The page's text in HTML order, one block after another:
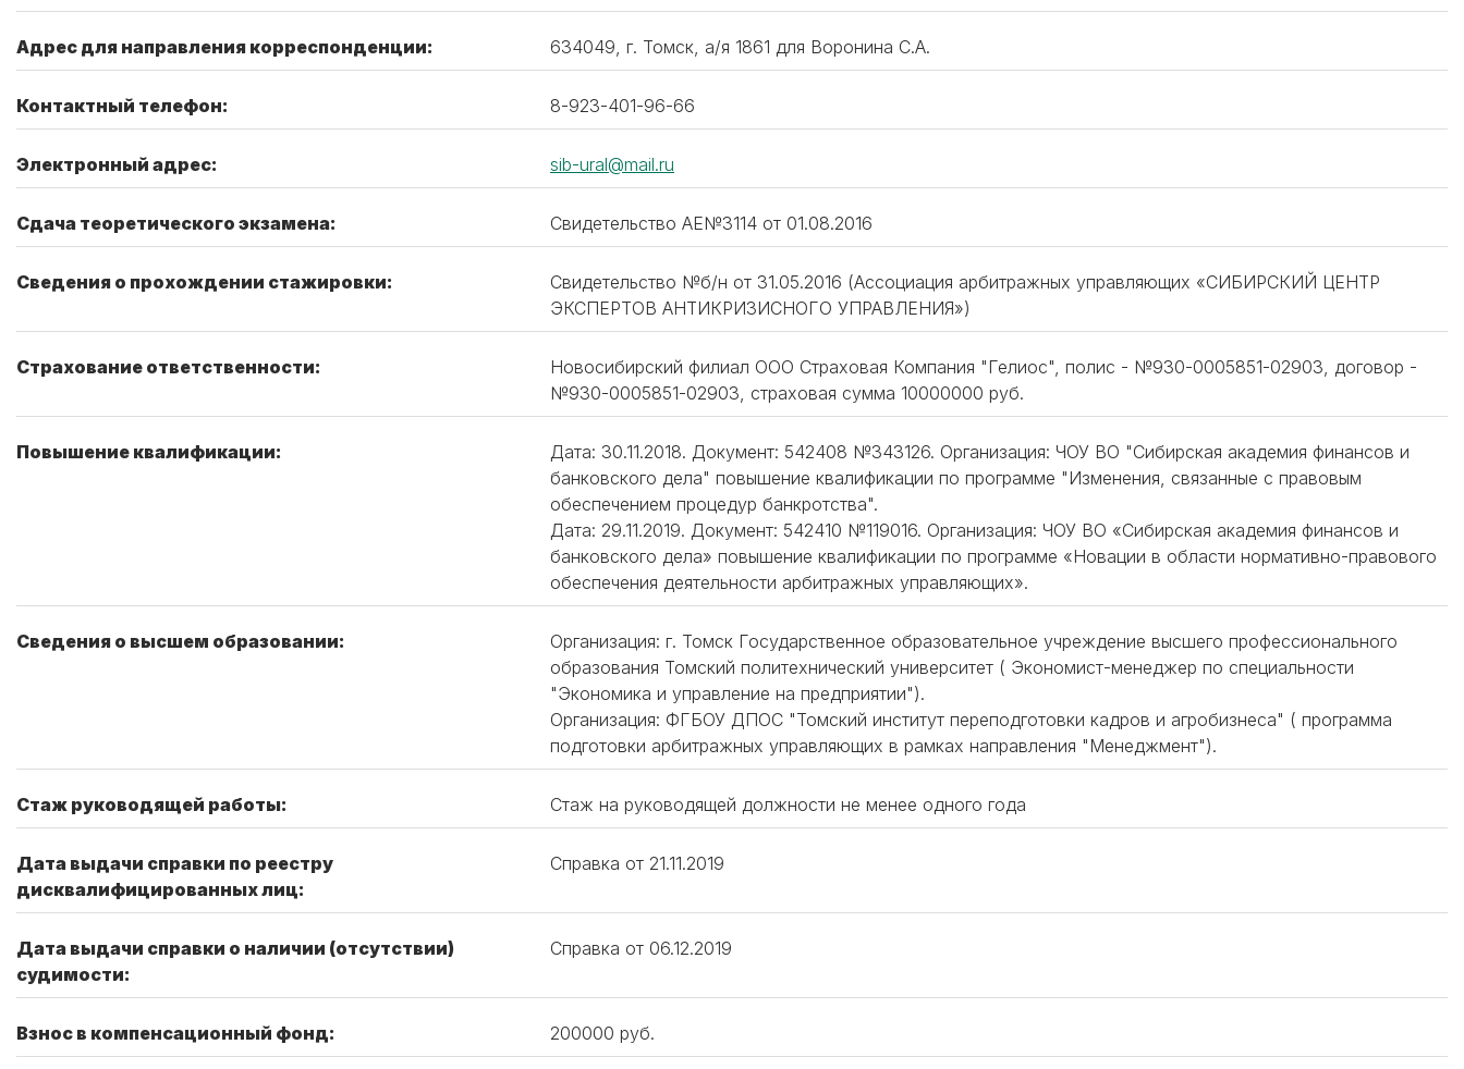
Адрес для направления корреспонденции: 634049, г. Томск, а/я 1861 для Воронина С.А.
Контактный телефон: 8-923-401-96-66
Электронный адрес: sib-ural@mail.ru
Сдача теоретического экзамена: Свидетельство АЕ№3114 от 01.08.2016
Сведения о прохождении стажировки:
Свидетельство №б/н от 31.05.2016 (Ассоциация арбитражных управляющих «СИБИРСКИЙ ЦЕНТР
ЭКСПЕРТОВ АНТИКРИЗИСНОГО УПРАВЛЕНИЯ»)
Страхование ответственности:
Новосибирский филиал ООО Страховая Компания "Гелиос", полис - №930-0005851-02903, договор -
№930-0005851-02903, страховая сумма 10000000 руб.
Повышение квалификации:
Дата: 30.11.2018. Документ: 542408 №343126. Организация: ЧОУ ВО "Сибирская академия финансов и
банковского дела" повышение квалификации по программе "Изменения, связанные с правовым
обеспечением процедур банкротства".
Дата: 29.11.2019. Документ: 542410 №119016. Организация: ЧОУ ВО «Сибирская академия финансов и
банковского дела» повышение квалификации по программе «Новации в области нормативно-правового
обеспечения деятельности арбитражных управляющих».
Сведения о высшем образовании:
Организация: г. Томск Государственное образовательное учреждение высшего профессионального
образования Томский политехнический университет ( Экономист-менеджер по специальности
"Экономика и управление на предприятии").
Организация: ФГБОУ ДПОС "Томский институт переподготовки кадров и агробизнеса" ( программа
подготовки арбитражных управляющих в рамках направления "Менеджмент").
Стаж руководящей работы: Стаж на руководящей должности не менее одного года
Дата выдачи справки по реестру
дисквалифицированных лиц:
Справка от 21.11.2019
Дата выдачи справки о наличии (отсутствии)
судимости:
Справка от 06.12.2019
Взнос в компенсационный фонд: 200000 руб.